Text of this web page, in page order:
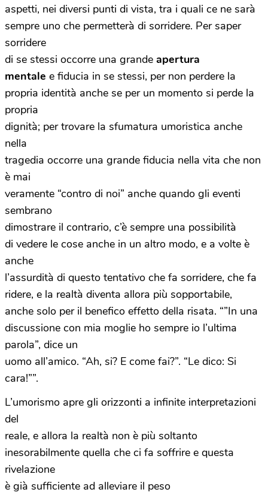
aspetti, nei diversi punti di vista, tra i quali ce ne sarà
sempre uno che permetterà di sorridere. Per saper
sorridere
di se stessi occorre una grande apertura
mentale e fiducia in se stessi, per non perdere la
propria identità anche se per un momento si perde la
propria
dignità; per trovare la sfumatura umoristica anche
nella
tragedia occorre una grande fiducia nella vita che non
è mai
veramente “contro di noi” anche quando gli eventi
sembrano
dimostrare il contrario, c’è sempre una possibilità
di vedere le cose anche in un altro modo, e a volte è
anche
l’assurdità di questo tentativo che fa sorridere, che fa
ridere, e la realtà diventa allora più sopportabile,
anche solo per il benefico effetto della risata. “”In una
discussione con mia moglie ho sempre io l’ultima
parola”, dice un
uomo all’amico. “Ah, si? E come fai?”. “Le dico: Si
cara!””.
L’umorismo apre gli orizzonti a infinite interpretazioni
del
reale, e allora la realtà non è più soltanto
inesorabilmente quella che ci fa soffrire e questa
rivelazione
è già sufficiente ad alleviare il peso